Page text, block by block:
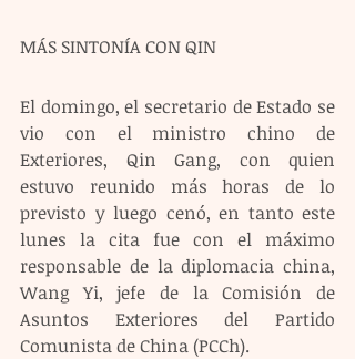
MÁS SINTONÍA CON QIN
El domingo, el secretario de Estado se
vio con el ministro chino de
Exteriores, Qin Gang, con quien
estuvo reunido más horas de lo
previsto y luego cenó, en tanto este
lunes la cita fue con el máximo
responsable de la diplomacia china,
Wang Yi, jefe de la Comisión de
Asuntos Exteriores del Partido
Comunista de China (PCCh).